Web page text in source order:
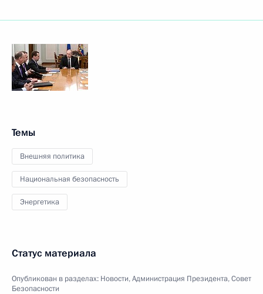
Темы
Внешняя политика
Национальная безопасность
Энергетика
Статус материала
Опубликован в разделах: Новости,Администрация Президента,Совет
Безопасности